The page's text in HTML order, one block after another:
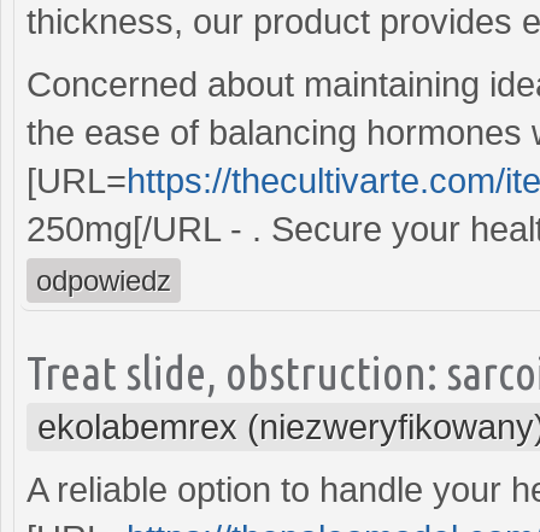
thickness, our product provides
Concerned about maintaining
the ease of balancing hormones
[URL=https://thecultivarte.com/
250mg[/URL - . Secure your
odpowiedz
Treat slide, obstruction:
ekolabemrex
A reliable option to handle your